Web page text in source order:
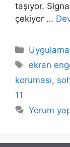
taşıyor.
çekiyor …
Etiketler
ekran
koruması,
11
Yorum